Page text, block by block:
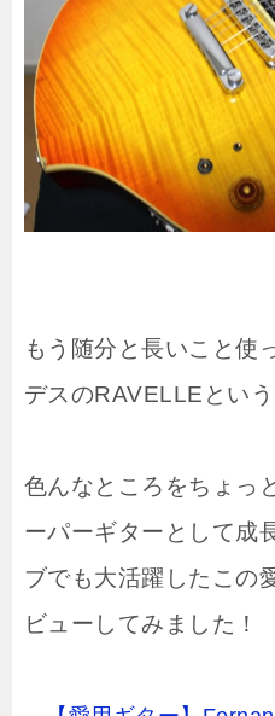
もう随分と長いこと使
デスのRAVELLEという
色んなところをちょっ
ーパーギターとして成
ブでも大活躍したこの
ビューしてみました！